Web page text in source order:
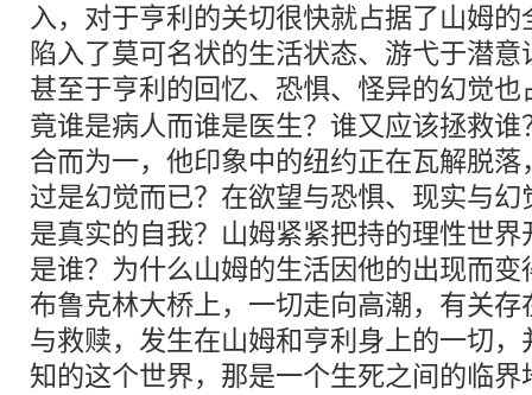
入，对于亨利的关切很快就占据了山姆
陷入了莫可名状的生活状态、游弋于潜
甚至于亨利的回忆、恐惧、怪异的幻觉也
竟谁是病人而谁是医生？谁又应该拯救
合而为一，他印象中的纽约正在瓦解脱
过是幻觉而已？在欲望与恐惧、现实与
是真实的自我？山姆紧紧把持的理性世
是谁？为什么山姆的生活因他的出现而
布鲁克林大桥上，一切走向高潮，有关
与救赎，发生在山姆和亨利身上的一切
知的这个世界，那是一个生死之间的临